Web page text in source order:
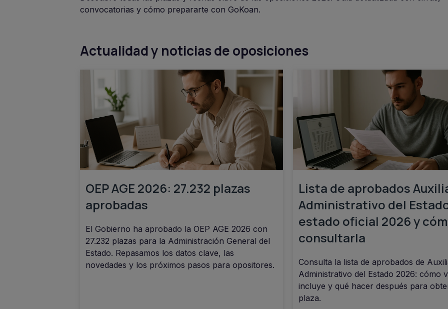
convocatorias y cómo prepararte con GoKoan.
Actualidad y noticias de oposiciones
OEP AGE 2026: 27.232 plazas
aprobadas
El Gobierno ha aprobado la OEP AGE 2026 con
27.232 plazas para la Administración General del
Estado. Repasamos los datos clave, las
novedades y los próximos pasos para opositores.
Lista de aprobados
Administrativo del
estado oficial 2026 y
consultarla
Consulta la lista de aprobados de
Administrativo del Estado 2026: cómo
incluye y qué hacer después para
plaza.